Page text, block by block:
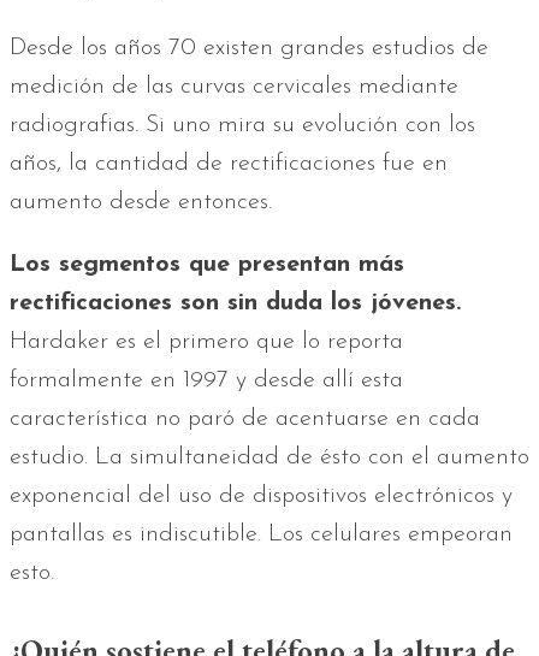
Desde los años 70 existen grandes estudios de
medición de las curvas cervicales mediante
radiografias. Si uno mira su evolución con los
años, la cantidad de rectificaciones fue en
aumento desde entonces.
Los segmentos que presentan más
rectificaciones son sin duda los jóvenes.
Hardaker es el primero que lo reporta
formalmente en 1997 y desde allí esta
característica no paró de acentuarse en cada
estudio. La simultaneidad de ésto con el aumento
exponencial del uso de dispositivos electrónicos y
pantallas es indiscutible. Los celulares empeoran
esto.